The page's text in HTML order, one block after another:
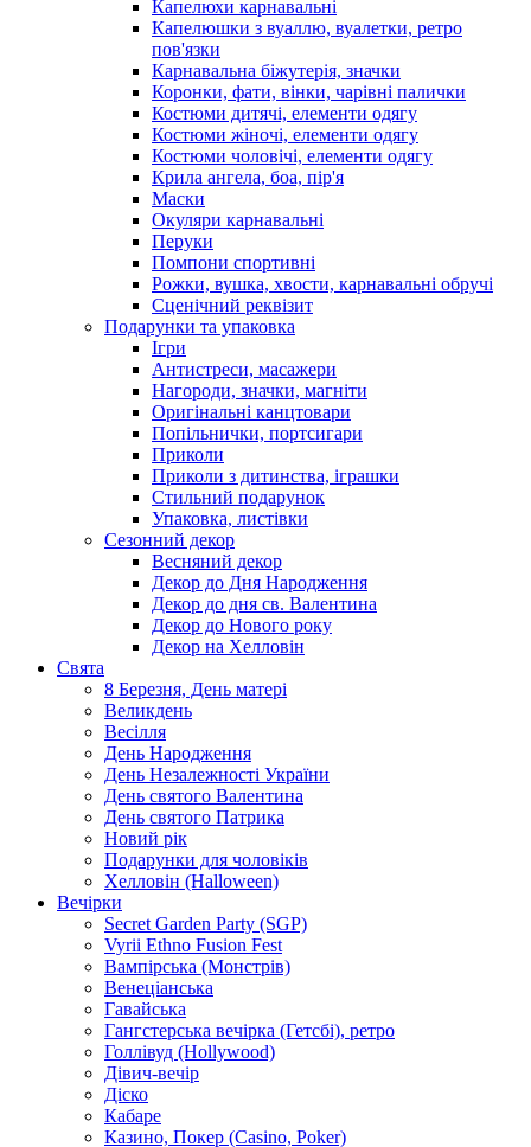
Капелюхи карнавальні
Капелюшки з вуаллю, вуалетки, ретро
пов'язки
Карнавальна біжутерія, значки
Коронки, фати, вінки, чарівні палички
Костюми дитячі, елементи одягу
Костюми жіночі, елементи одягу
Костюми чоловічі, елементи одягу
Крила ангела, боа, пір'я
Маски
Окуляри карнавальні
Перуки
Помпони спортивні
Рожки, вушка, хвости, карнавальні обручі
Сценічний реквізит
Подарунки та упаковка
Ігри
Антистреси, масажери
Нагороди, значки, магніти
Оригінальні канцтовари
Попільнички, портсигари
Приколи
Приколи з дитинства, іграшки
Стильний подарунок
Упаковка, листівки
Сезонний декор
Весняний декор
Декор до Дня Народження
Декор до дня св. Валентина
Декор до Нового року
Декор на Хелловін
Свята
8 Березня, День матері
Великдень
Весілля
День Народження
День Незалежності України
День святого Валентина
День святого Патрика
Новий рік
Подарунки для чоловіків
Хелловін (Halloween)
Вечірки
Secret Garden Party (SGP)
Vyrii Ethno Fusion Fest
Вампірська (Монстрів)
Венеціанська
Гавайська
Гангстерська вечірка (Гетсбі), ретро
Голлівуд (Hollywood)
Дівич-вечір
Діско
Кабаре
Казино, Покер (Casino, Poker)